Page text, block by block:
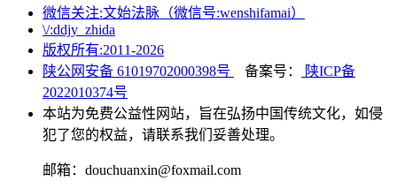
微信关注:文始法脉（微信号:wenshifamai）
\/:ddjy_zhida
版权所有:2011-2026
陕公网安备 61019702000398号
备案号：
陕ICP备
2022010374号
本站为免费公益性网站，旨在弘扬中国传统文化，如侵
犯了您的权益，请联系我们妥善处理。
邮箱：douchuanxin@foxmail.com